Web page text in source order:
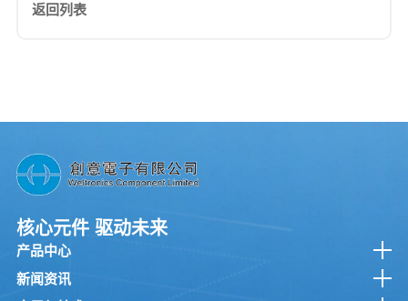
返回列表
核心元件 驱动未来
产品中心
新闻资讯